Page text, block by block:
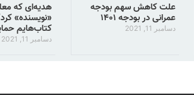
علت کاهش سهم بودجه
عمرانی در بودجه ۱۴۰۱
دسامبر 11, 2021
هدیه‌ای که
«نویسنده»
کتاب‌هایم
دسامبر 11, 2021